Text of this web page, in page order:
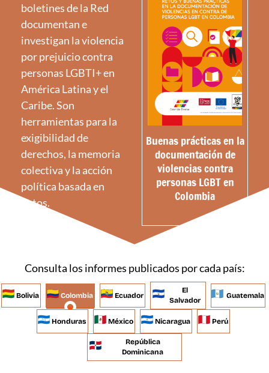
boletines de la Red
documentan e
investigan la violencia
por prejuicio contra
personas LGBTI+ en
América Latina y el
Caribe. Son
herramientas para la
exigibilidad de
derechos, la memoria
colectiva y la acción
política basada en
datos.
Buenas prácticas en la
documentación de
violencias contra
personas LGBT en
Colombia
Consulta los informes publicados por cada país:
Bolivia Colombia Ecuador
El
Salvador
Guatemala
Honduras México Nicaragua Perú
República
Dominicana